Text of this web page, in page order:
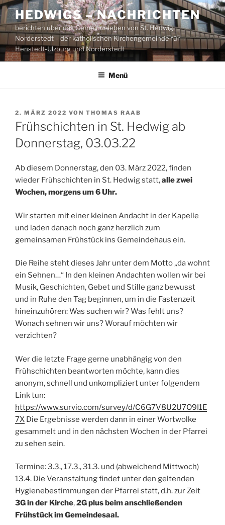
Zum
Inhalt
springen
HEDWIGS – NACHRICHTEN
berichten über das Gemeindeleben von St. Hedwig,
Norderstedt – der katholischen Kirchengemeinde für
Henstedt-Ulzburg und Norderstedt
Menü
VERÖFFENTLICHT
AM
2. MÄRZ 2022 VON THOMAS RAAB
Frühschichten in St. Hedwig ab
Donnerstag, 03.03.22
Ab diesem Donnerstag, den 03. März 2022, finden
wieder Frühschichten in St. Hedwig statt,alle zwei
Wochen, morgens um 6 Uhr.
Wir starten mit einer kleinen Andacht in der Kapelle
und laden danach noch ganz herzlich zum
gemeinsamen Frühstück ins Gemeindehaus ein.
Die Reihe steht dieses Jahr unter dem Motto „da wohnt
ein Sehnen…“ In den kleinen Andachten wollen wir bei
Musik, Geschichten, Gebet und Stille ganz bewusst
und in Ruhe den Tag beginnen, um in die Fastenzeit
hineinzuhören: Was suchen wir? Was fehlt uns?
Wonach sehnen wir uns? Worauf möchten wir
verzichten?
Wer die letzte Frage gerne unabhängig von den
Frühschichten beantworten möchte, kann dies
anonym, schnell und unkompliziert unter folgendem
Link tun:
https://www.survio.com/survey/d/C6G7V8U2U7O9I1E
7X Die Ergebnisse werden dann in einer Wortwolke
gesammelt und in den nächsten Wochen in der Pfarrei
zu sehen sein.
Termine: 3.3., 17.3., 31.3. und (abweichend Mittwoch)
13.4. Die Veranstaltung findet unter den geltenden
Hygienebestimmungen der Pfarrei statt, d.h. zur Zeit
3G in der Kirche,2G plus beim anschließenden
Frühstück im Gemeindesaal.